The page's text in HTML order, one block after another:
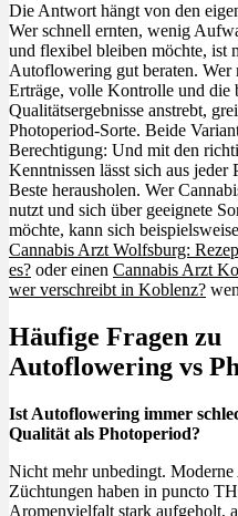
Die Antwort hängt von den
Wer schnell ernten, wenig
und flexibel bleiben möchte, ist
Autoflowering gut beraten. Wer
Erträge, volle Kontrolle und die
Qualitätsergebnisse anstrebt,
Photoperiod-Sorte. Beide
Berechtigung: Und mit den
Kenntnissen lässt sich aus jeder
Beste herausholen. Wer
nutzt und sich über geeignete
möchte, kann sich
Cannabis Arzt Wolfsburg:
es? oder einen Cannabis Arzt
wer verschreibt in Koblenz?
Häufige Fragen zu
Autoflowering vs
Ist Autoflowering immer
Qualität als Photoperiod?
Nicht mehr unbedingt.
Züchtungen haben in puncto
Aromenvielfalt stark aufgeholt,